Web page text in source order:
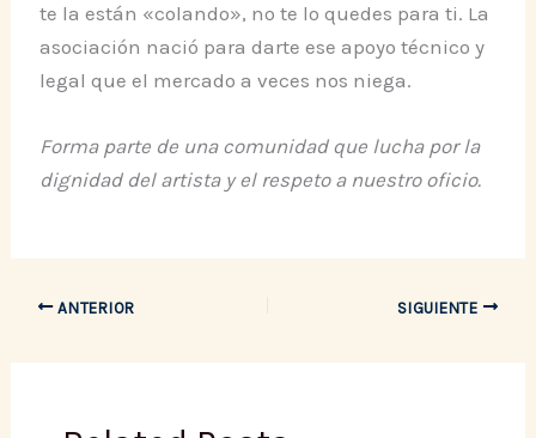
te la están «colando», no te lo quedes para ti. La
asociación nació para darte ese apoyo técnico y
legal que el mercado a veces nos niega.
Forma parte de una comunidad que lucha por la
dignidad del artista y el respeto a nuestro oficio.
ANTERIOR SIGUIENTE